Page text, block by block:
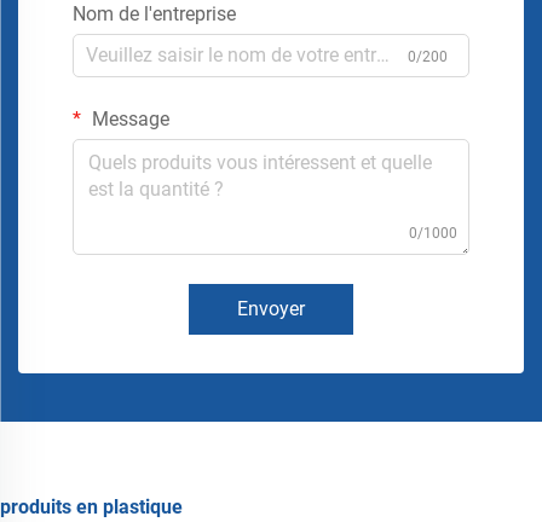
Nom de l'entreprise
0/200
Message
0/1000
Envoyer
produits en plastique